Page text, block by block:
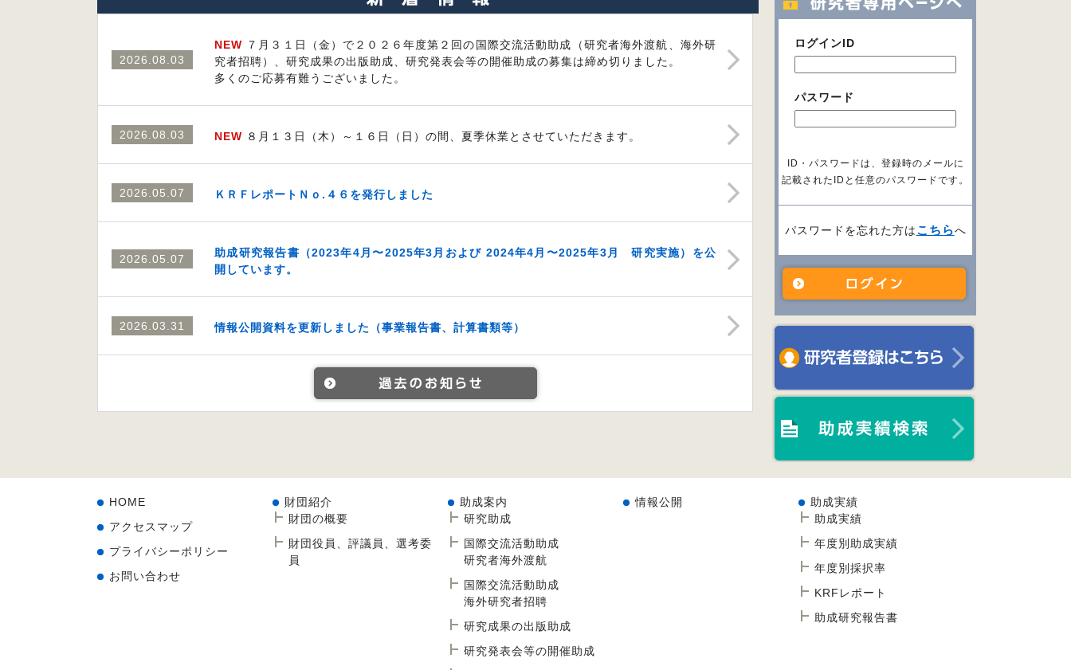
2026.08.03
NEW ７月３１日（金）で２０２６年度第２回の国際交流活動助成（研究者海外渡航、海外研
究者招聘）、研究成果の出版助成、研究発表会等の開催助成の募集は締め切りました。
多くのご応募有難うございました。
2026.08.03 NEW ８月１３日（木）～１６日（日）の間、夏季休業とさせていただきます。
2026.05.07 ＫＲＦレポートＮｏ.４６を発行しました
2026.05.07
助成研究報告書（2023年4月〜2025年3月および 2024年4月〜2025年3月 研究実施）を公
開しています。
2026.03.31 情報公開資料を更新しました（事業報告書、計算書類等）
ログインID
パスワード
ID・パスワードは、登録時のメールに
記載されたIDと任意のパスワードです。
パスワードを忘れた方はこちらへ
HOME
アクセスマップ
プライバシーポリシー
お問い合わせ
財団紹介
財団の概要
財団役員、評議員、選考委
員
助成案内
研究助成
国際交流活動助成
研究者海外渡航
国際交流活動助成
海外研究者招聘
研究成果の出版助成
研究発表会等の開催助成
情報公開
助成実績
助成実績
年度別助成実績
年度別採択率
KRFレポート
助成研究報告書